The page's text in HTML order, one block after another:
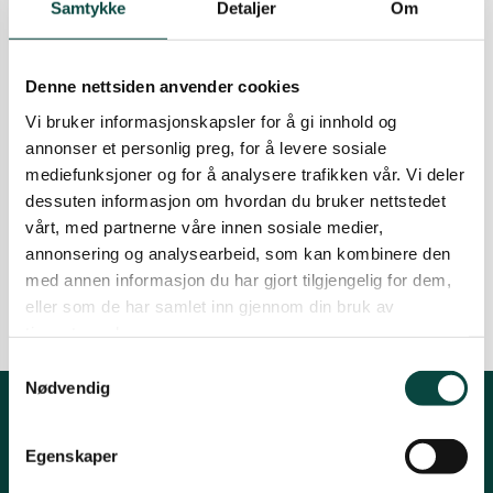
Samtykke Detaljer Om
Denne nettsiden anvender cookies
Vi bruker informasjonskapsler for å gi innhold og
annonser et personlig preg, for å levere sosiale
mediefunksjoner og for å analysere trafikken vår. Vi deler
dessuten informasjon om hvordan du bruker nettstedet
vårt, med partnerne våre innen sosiale medier,
annonsering og analysearbeid, som kan kombinere den
med annen informasjon du har gjort tilgjengelig for dem,
eller som de har samlet inn gjennom din bruk av
Nødvendig
Egenskaper
Tana og Varanger
du lese den likevel
Snøen kryper nedover fjellene, og vi tar et
tilbakeblikk på sommerens nydelige opplevelser i
Finnmark.
Aktuelt
Biologisk mangfold
Innspill
08.10.2024